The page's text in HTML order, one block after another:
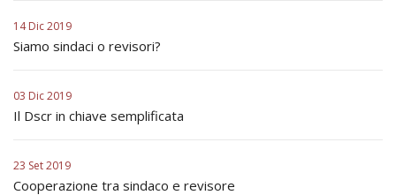
14 Dic 2019
Siamo sindaci o revisori?
03 Dic 2019
Il Dscr in chiave semplificata
23 Set 2019
Cooperazione tra sindaco e revisore